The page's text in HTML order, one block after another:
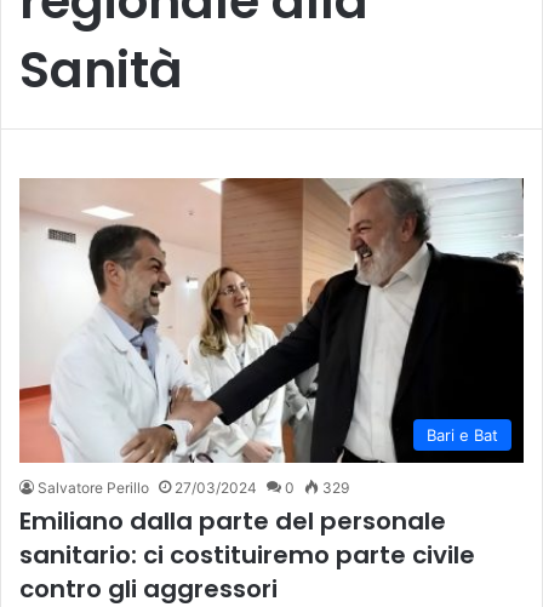
Sanità
Bari e Bat
Salvatore Perillo 27/03/2024 0 329
Emiliano dalla parte del personale
sanitario: ci costituiremo parte civile
contro gli aggressori